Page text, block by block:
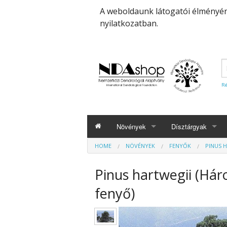
A weboldaunk látogatói
nyilatkozatban.
Növények
Gyógy- és fűszernövények
Energianövények, haszonfák
Dézsások, télikertiek
Díszcserjék
Dísztárgyak
Botanikai rajzok
HOME NÖVÉNYEK FENYŐK PINUS
Pinus hartwegii
fenyő)